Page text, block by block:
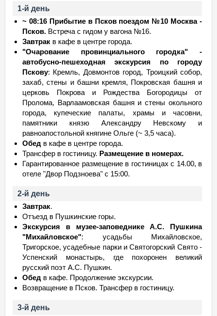
1-й день
~ 08:16 Прибытие в Псков поездом №10 Москва -
Псков. Встреча с гидом у вагона №16.
Завтрак в кафе в центре города.
"Очарование провинциального городка" -
автобусно-пешеходная экскурсия по городу
Пскову: Кремль, Довмонтов город, Троицкий собор,
захаб, стены и башни кремля, Покровская башня и
церковь Покрова и Рождества Богородицы от
Пролома, Варлаамовская башня и стены окольного
города, купеческие палаты, храмы и часовни,
памятники князю Александру Невскому и
равноапостольной княгине Ольге (~ 3,5 часа).
Обед в кафе в центре города.
Трансфер в гостиницу. Размещение в номерах.
Гарантированное размещение в гостиницах с 14.00, в
отеле "Двор Подзноева" с 15:00.
2-й день
Завтрак.
Отъезд в Пушкинские горы.
Экскурсия в музее-заповеднике А.С. Пушкина
"Михайловское": усадьбы Михайловское,
Тригорское, усадебные парки и Святогорский Свято -
Успенский монастырь, где похоронен великий
русский поэт А.С. Пушкин.
Обед в кафе. Продолжение экскурсии.
Возвращение в Псков. Трансфер в гостиницу.
3-й день